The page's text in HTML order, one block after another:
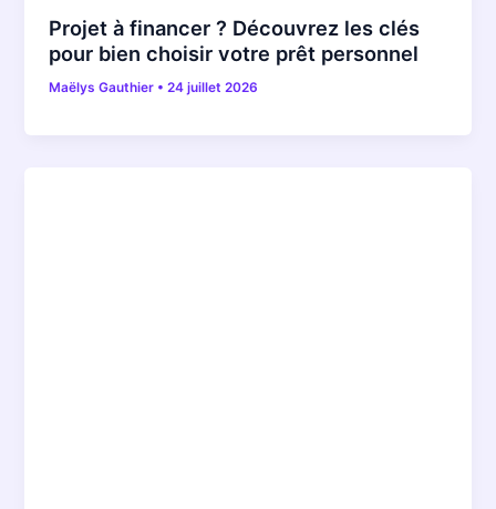
Projet à financer ? Découvrez les clés
pour bien choisir votre prêt personnel
Maëlys Gauthier •24 juillet 2026